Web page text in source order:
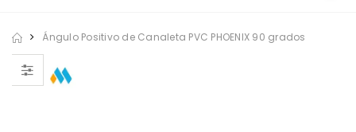
Ángulo Positivo de Canaleta PVC PHOENIX 90 grados